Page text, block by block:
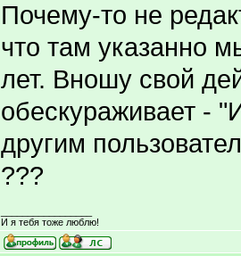
Почему-то не
что там указанно
лет. Вношу свой
обескураживает -
другим
???
И я тебя тоже люблю!